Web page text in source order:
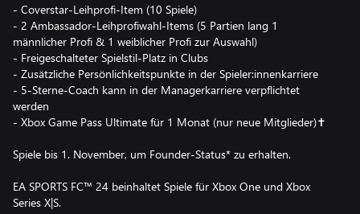
- Coverstar-Leihprofi-Item (10 Spiele)
- 2 Ambassador-Leihprofiwahl-Items (5 Partien lang 1
männlicher Profi & 1 weiblicher Profi zur Auswahl)
- Freigeschalteter Spielstil-Platz in Clubs
- Zusätzliche Persönlichkeitspunkte in der Spieler:innenkarriere
- 5-Sterne-Coach kann in der Managerkarriere verpflichtet
werden
- Xbox Game Pass Ultimate für 1 Monat (nur neue Mitglieder)︎✝
Spiele bis 1. November, um Founder-Status* zu erhalten.
EA SPORTS FC™ 24 beinhaltet Spiele für Xbox One und Xbox
Series X|S.